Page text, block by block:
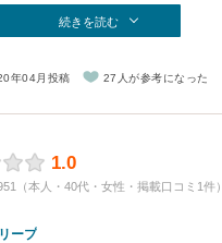
続きを読む
年04月投稿 27人が参考になった
1.0
（本人・40代・女性・掲載口コミ1件）
ープ